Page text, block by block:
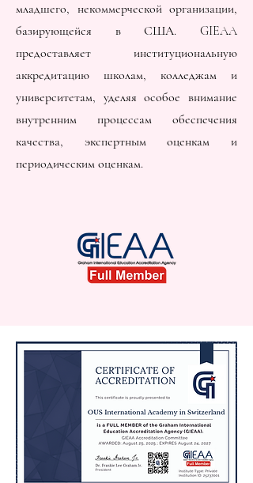
младшего, некоммерческой организации,
базирующейся в США. GIEAA
предоставляет институциональную
аккредитацию школам, колледжам и
университетам, уделяя особое внимание
внутренним процессам обеспечения
качества, экспертным оценкам и
периодическим оценкам.